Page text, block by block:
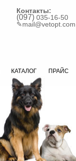
Контакты:
(097) 035-16-50
✎mail@vetopt.com
КАТАЛОГ ПРАЙС